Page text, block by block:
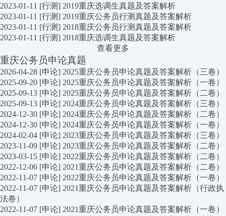
2023-01-11 [行测] 2019重庆选调生真题及答案解析
2023-01-11 [行测] 2019重庆公务员行测真题及答案解析
2023-01-11 [行测] 2018重庆公务员行测真题及答案解析
2023-01-11 [行测] 2018重庆选调生真题及答案解析
查看更多
重庆公务员申论真题
2026-04-28 [申论] 2025重庆公务员申论真题及答案解析（三卷）
2025-09-20 [申论] 2025重庆公务员申论真题及答案解析（一卷）
2025-09-13 [申论] 2025重庆公务员申论真题及答案解析（二卷）
2025-09-13 [申论] 2024重庆公务员申论真题及答案解析（三卷）
2024-12-30 [申论] 2024重庆公务员申论真题及答案解析（二卷）
2024-12-30 [申论] 2024重庆公务员申论真题及答案解析（一卷）
2024-02-04 [申论] 2023重庆公务员申论真题及答案解析（三卷）
2023-11-09 [申论] 2023重庆公务员申论真题及答案解析（二卷）
2023-03-15 [申论] 2022重庆公务员申论真题及答案解析（二卷）
2022-12-06 [申论] 2021重庆公务员申论真题及答案解析（二卷）
2022-11-07 [申论] 2022重庆公务员申论真题及答案解析（一卷）
2022-11-07 [申论] 2021重庆公务员申论真题及答案解析（行政执
法卷）
2022-11-07 [申论] 2021重庆公务员申论真题及答案解析（一卷）